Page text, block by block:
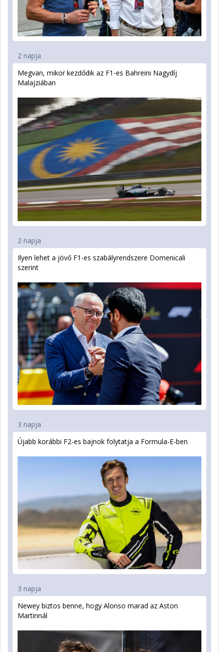
2 napja
Megvan, mikor kezdődik az F1-es Bahreini Nagydíj
Malajziában
2 napja
Ilyen lehet a jövő F1-es szabályrendszere Domenicali
szerint
3 napja
Újabb korábbi F2-es bajnok folytatja a Formula-E-ben
3 napja
Newey biztos benne, hogy Alonso marad az Aston
Martinnál